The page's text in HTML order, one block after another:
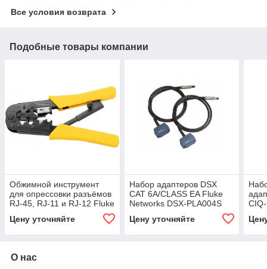
Все условия возврата
Подобные товары компании
Обжимной инструмент
для опрессовки разъёмов
RJ-45, RJ-11 и RJ-12 Fluke
Цену уточняйте
Набор адаптеров DSX
CAT 6A/CLASS EA Fluke
Networks DSX-PLA004S
Цену уточняйте
О нас